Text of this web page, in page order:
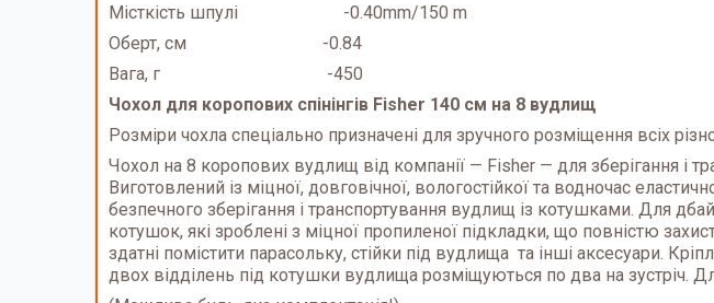
Місткість шпулі -0.40mm/150 m
Оберт, см -0.84
Вага, г -450
Чохол для коропових спінінгів Fisher 140 см на 8 вудлищ
Розміри чохла спеціально призначені для зручного розміщення всіх
Чохол на 8 коропових вудлищ від компанії — Fisher — для зберігання і
Виготовлений із міцної, довговічної, вологостійкої та водночас
безпечного зберігання і транспортування вудлищ із котушками. Для
котушок, які зроблені з міцної пропиленої підкладки, що повністю
здатні помістити парасольку, стійки під вудлища та інші аксесуари.
двох відділень під котушки вудлища розміщуються по два на зустріч.